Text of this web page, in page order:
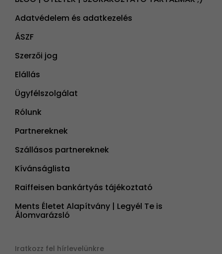
Adatvédelem és adatkezelés
ÁSZF
Szerzői jog
Elállás
Ügyfélszolgálat
Rólunk
Partnereknek
Szállásos partnereknek
Kívánságlista
Raiffeisen bankártyás tájékoztató
Ments Életet Alapítvány | Legyél Te is
Álomvarázsló
Iratkozz fel hírlevelünkre